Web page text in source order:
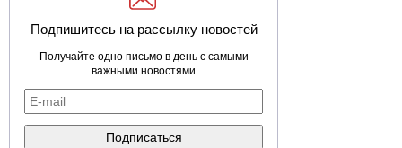
Подпишитесь на рассылку новостей
Получайте одно письмо в день с самыми
важными новостями